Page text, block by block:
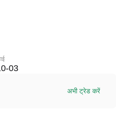
03
अभी ट्रेड करें